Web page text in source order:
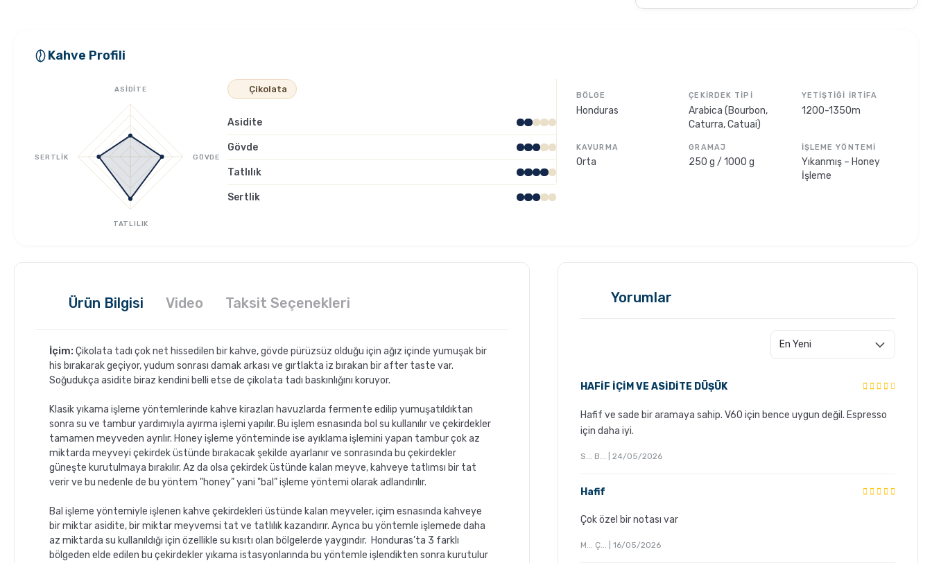
Kahve Profili
ASİDİTE
GÖVDE
TATLILIK
SERTLİK
Çikolata
Asidite
Gövde
Tatlılık
Sertlik
BÖLGE
Honduras
ÇEKIRDEK TIPI
Arabica (Bourbon,
Caturra, Catuai)
YETIŞTIĞI İRTIFA
1200-1350m
KAVURMA
Orta
GRAMAJ
250 g / 1000 g
İŞLEME YÖNTEMI
Yıkanmış – Honey
İşleme
Ürün Bilgisi Video Taksit Seçenekleri
İçim:Çikolata tadı çok net hissedilen bir kahve, gövde pürüzsüz olduğu için ağız içinde yumuşak bir
his bırakarak geçiyor, yudum sonrası damak arkası ve gırtlakta iz bırakan bir after taste var.
Soğudukça asidite biraz kendini belli etse de çikolata tadı baskınlığını koruyor.
Klasik yıkama işleme yöntemlerinde kahve kirazları havuzlarda fermente edilip yumuşatıldıktan
sonra su ve tambur yardımıyla ayırma işlemi yapılır. Bu işlem esnasında bol su kullanılır ve çekirdekler
tamamen meyveden ayrılır. Honey işleme yönteminde ise ayıklama işlemini yapan tambur çok az
miktarda meyveyi çekirdek üstünde bırakacak şekilde ayarlanır ve sonrasında bu çekirdekler
güneşte kurutulmaya bırakılır. Az da olsa çekirdek üstünde kalan meyve, kahveye tatlımsı bir tat
verir ve bu nedenle de bu yöntem "honey” yani "bal” işleme yöntemi olarak adlandırılır.
Bal işleme yöntemiyle işlenen kahve çekirdekleri üstünde kalan meyveler, içim esnasında kahveye
bir miktar asidite, bir miktar meyvemsi tat ve tatlılık kazandırır. Ayrıca bu yöntemle işlemede daha
az miktarda su kullanıldığı için özellikle su kısıtı olan bölgelerde yaygındır. Honduras’ta 3 farklı
bölgeden elde edilen bu çekirdekler yıkama istasyonlarında bu yöntemle işlendikten sonra kurutulur
Yorumlar
HAFİF İÇİM VE ASİDİTE DÜŞÜK
Hafif ve sade bir aramaya sahip. V60 için bence uygun değil. Espresso
için daha iyi.
S... B... | 24/05/2026
Hafif
Çok özel bir notası var
M... Ç... | 16/05/2026